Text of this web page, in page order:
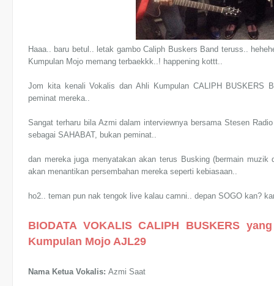
Haaa.. baru betul.. letak gamboCaliph Buskers Band teruss..
Kumpulan Mojo memang terbaekkk..! happening kottt..
Jom kita kenali Vokalis dan Ahli Kumpulan CALIPH BUSKERS
peminat mereka..
Sangat terharu bila Azmi dalam interviewnya bersama Stesen
sebagai SAHABAT, bukan peminat..
dan mereka juga menyatakan akan terus Busking (bermain
akan menantikan persembahan mereka seperti kebiasaan..
ho2.. teman pun nak tengok live kalau camni.. depan SOGO kan?
BIODATA VOKALIS CALIPH BUSKERS
Kumpulan Mojo AJL29
Nama Ketua Vokalis: Azmi Saat